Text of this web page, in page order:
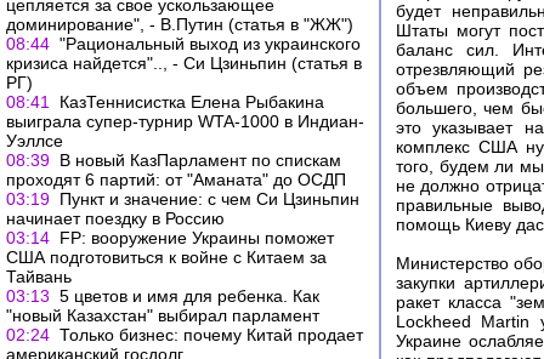
цепляется за свое ускользающее
доминирование", - В.Путин (статья в "ЖЖ")
08:44 "Рациональный выход из украинского
кризиса найдется".., - Си Цзиньпин (статья в
РГ)
08:41
КазТеннисистка Елена Рыбакина
выиграла супер-турнир WTA-1000 в Индиан-
Уэллсе
08:39 В новый КазПарламент по спискам
проходят 6 партий: от "Аманата" до ОСДП
03:19 Пункт и значение: с чем Си Цзиньпин
начинает поездку в Россию
03:14 FP: вооружение Украины поможет
США подготовиться к войне с Китаем за
Тайвань
03:13 5 цветов и имя для ребенка. Как
"новый Казахстан" выбирал парламент
02:24 Только бизнес: почему Китай продает
американский госдолг
будет
Штаты могут
баланс сил.
отрезвляющий
объем
большего, чем
это указывает
комплекс США
того, будем ли
не должно
правильные
помощь Киеву
Министерство
закупки
ракет класса
Lockheed Martin
Украине